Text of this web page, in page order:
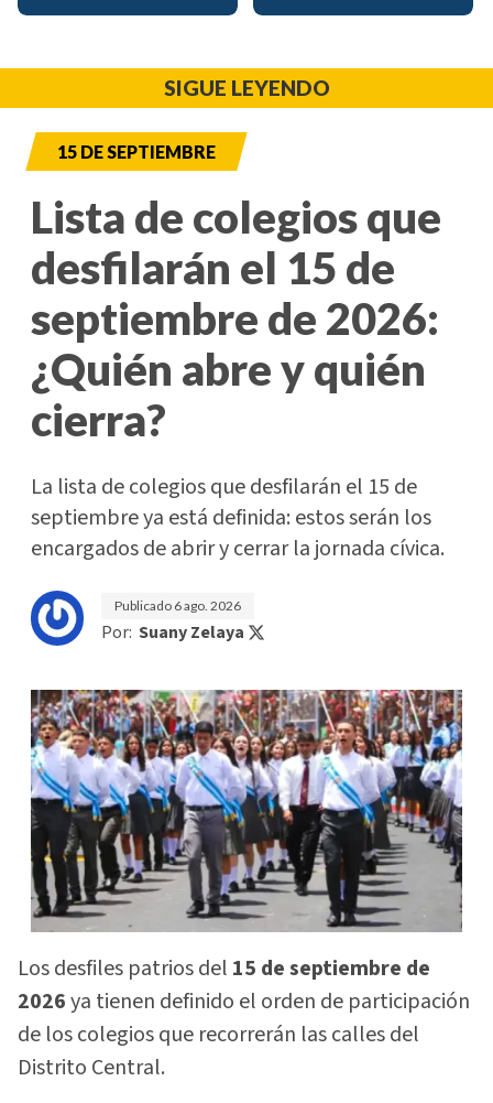
SIGUE LEYENDO
15 DE SEPTIEMBRE
Lista de colegios que
desfilarán el 15 de
septiembre de 2026:
¿Quién abre y quién
cierra?
La lista de colegios que desfilarán el 15 de
septiembre ya está definida: estos serán los
encargados de abrir y cerrar la jornada cívica.
Publicado 6 ago. 2026
Por: Suany Zelaya
Los desfiles patrios del 15 de septiembre de
2026ya tienen definido el orden de participación
de los colegios que recorrerán las calles del
Distrito Central.